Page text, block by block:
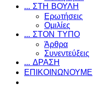
... ΣΤΗ ΒΟΥΛΗ
Ερωτήσεις
Ομιλίες
... ΣΤΟΝ ΤΥΠΟ
Άρθρα
Συνεντεύξεις
... ΔΡΑΣΗ
ΕΠΙΚΟΙΝΩΝΟΥΜΕ